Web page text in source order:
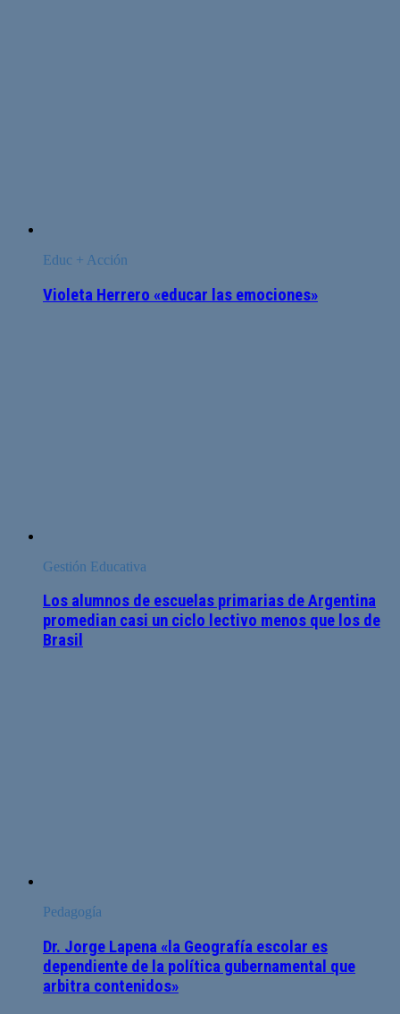
Educ + Acción
Violeta Herrero «educar las emociones»
Gestión Educativa
Los alumnos de escuelas primarias de Argentina
promedian casi un ciclo lectivo menos que los de
Brasil
Pedagogía
Dr. Jorge Lapena «la Geografía escolar es
dependiente de la política gubernamental que
arbitra contenidos»